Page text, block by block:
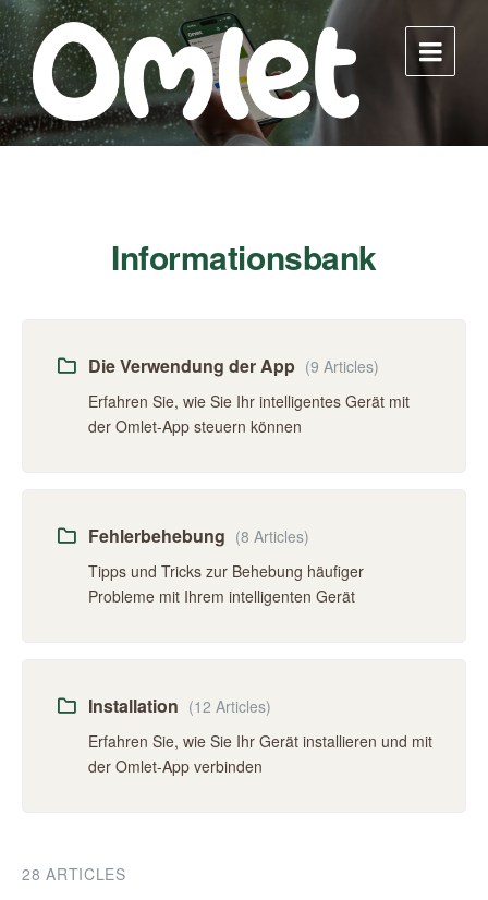
Skip
to
content
Skip
to
main
navigation
Skip
to
footer
Informationsbank
Die Verwendung der App (9 Articles)
Erfahren Sie, wie Sie Ihr intelligentes Gerät mit
der Omlet-App steuern können
Fehlerbehebung (8 Articles)
Tipps und Tricks zur Behebung häufiger
Probleme mit Ihrem intelligenten Gerät
Installation (12 Articles)
Erfahren Sie, wie Sie Ihr Gerät installieren und mit
der Omlet-App verbinden
28 ARTICLES